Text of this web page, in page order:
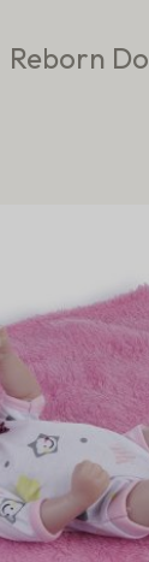
Reborn